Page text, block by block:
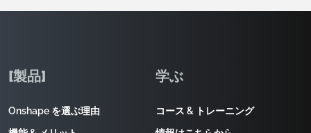
[製品]
Onshape を選ぶ理由
学ぶ
コース & トレーニング